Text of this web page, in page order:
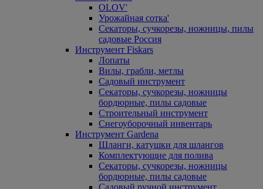
OLOV'
Урожайная сотка'
Секаторы, сучкорезы, ножницы, пилы
садовые Россия
Инструмент Fiskars
Лопаты
Вилы, грабли, метлы
Садовый инструмент
Секаторы, сучкорезы, ножницы
бордюрные, пилы садовые
Строительный инструмент
Снегоуборочный инвентарь
Инструмент Gardena
Шланги, катушки для шлангов
Комплектующие для полива
Секаторы, сучкорезы, ножницы
бордюрные, пилы садовые
Садовый ручной инструмент